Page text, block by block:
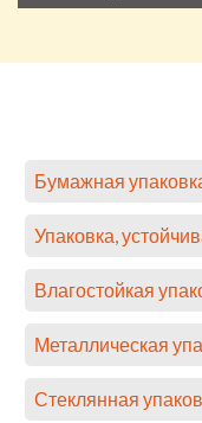
Бумажная
Упаковка,
Влагостойкая
Металлическая
Стеклянная